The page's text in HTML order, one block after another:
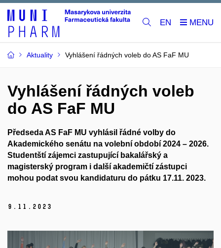
EN
Aktuality Vyhlášení řádných voleb do AS FaF MU
Vyhlášení řádných voleb
do AS FaF MU
Předseda AS FaF MU vyhlásil řádné volby do
Akademického senátu na volební období 2024 – 2026.
Studentští zájemci zastupující bakalářský a
magisterský program i další akademičtí zástupci
mohou podat svou kandidaturu do pátku 17.11. 2023.
9. 11. 2023